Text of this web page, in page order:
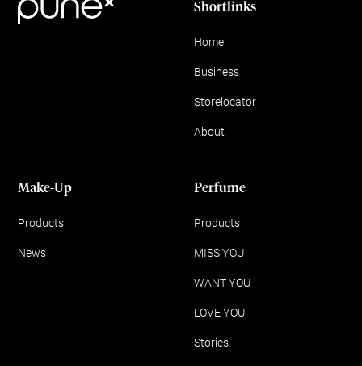
Shortlinks
Home
Business
Storelocator
About
Make-Up
Products
News
Perfume
Products
MISS YOU
WANT YOU
LOVE YOU
Stories